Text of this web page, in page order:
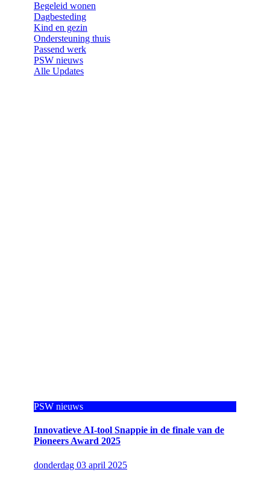
Begeleid wonen
Dagbesteding
Kind en gezin
Ondersteuning thuis
Passend werk
PSW nieuws
Alle Updates
PSW nieuws
Innovatieve AI-tool Snappie in de finale van de
Pioneers Award 2025
donderdag 03 april 2025